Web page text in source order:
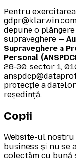
Pentru
depune o
supraveghere —
Supraveghere a
Personal
28-30, sector 1,
protecție a
reședință.
Copii
Website-ul
business și nu se
colectăm cu bună